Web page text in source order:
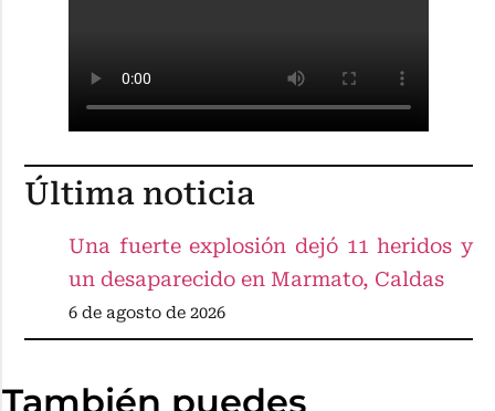
Última noticia
Una fuerte explosión dejó 11 heridos y
un desaparecido en Marmato, Caldas
6 de agosto de 2026
También puedes